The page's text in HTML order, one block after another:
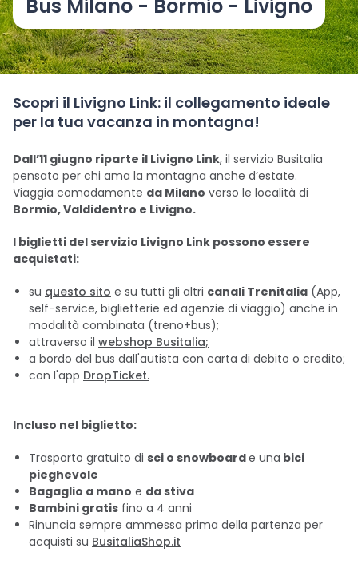
Bus Milano - Bormio - Livigno
Scopri il Livigno Link: il collegamento ideale
per la tua vacanza in montagna!
Dall’11 giugno riparte il Livigno Link, il servizio Busitalia
pensato per chi ama la montagna anche d’estate.
Viaggia comodamente da Milano verso le località di
Bormio, Valdidentro e Livigno.
I biglietti del servizio Livigno Link possono essere
acquistati:
su questo sito e su tutti gli altri canali Trenitalia (App,
self-service, biglietterie ed agenzie di viaggio) anche in
modalità combinata (treno+bus);
attraverso il webshop Busitalia;
a bordo del bus dall'autista con carta di debito o credito;
con l'app DropTicket.
Incluso nel biglietto:
Trasporto gratuito di sci o snowboarde una bici
pieghevole
Bagaglio a mano e da stiva
Bambini gratis fino a 4 anni
Rinuncia sempre ammessa prima della partenza per
acquisti su BusitaliaShop.it